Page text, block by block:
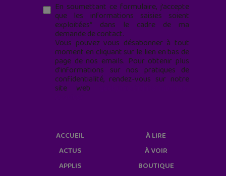
En soumettant ce formulaire, j’accepte
que les informations saisies soient
exploitées* dans le cadre de ma
demande de contact.
Vous pouvez vous désabonner à tout
moment en cliquant sur le lien en bas de
page de nos emails. Pour obtenir plus
d'informations sur nos pratiques de
confidentialité, rendez-vous sur notre
site web
ACCUEIL
ACTUS
APPLIS
À LIRE
À VOIR
BOUTIQUE